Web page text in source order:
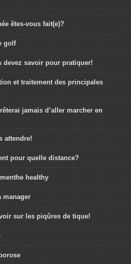
êtes-vous fait(e)?
golf
devez savoir pour pratiquer!
et traitement des principales
jamais d’aller marcher en
attendre!
pour quelle distance?
healthy
manager
sur les piqûres de tique!